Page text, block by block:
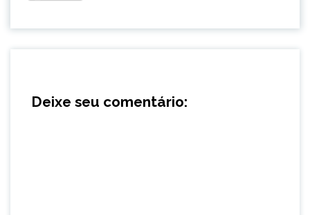
Deixe seu comentário: